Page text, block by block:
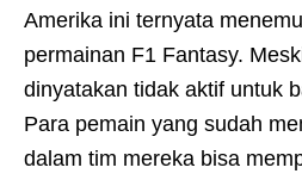
Amerika ini ternyata
permainan F1 Fantasy.
dinyatakan tidak aktif untuk
Para pemain yang sudah
dalam tim mereka bisa